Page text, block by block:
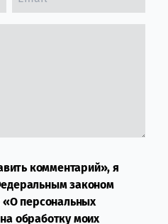
комментарий», я
законом
«О персональных
обработку моих